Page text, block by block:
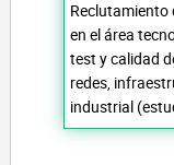
Reclutamiento
en el área
test y calidad
redes,
industrial